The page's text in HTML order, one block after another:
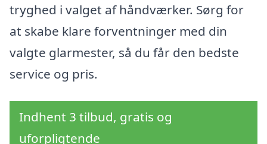
tryghed i valget af håndværker. Sørg for
at skabe klare forventninger med din
valgte glarmester, så du får den bedste
service og pris.
Indhent 3 tilbud, gratis og
uforpligtende